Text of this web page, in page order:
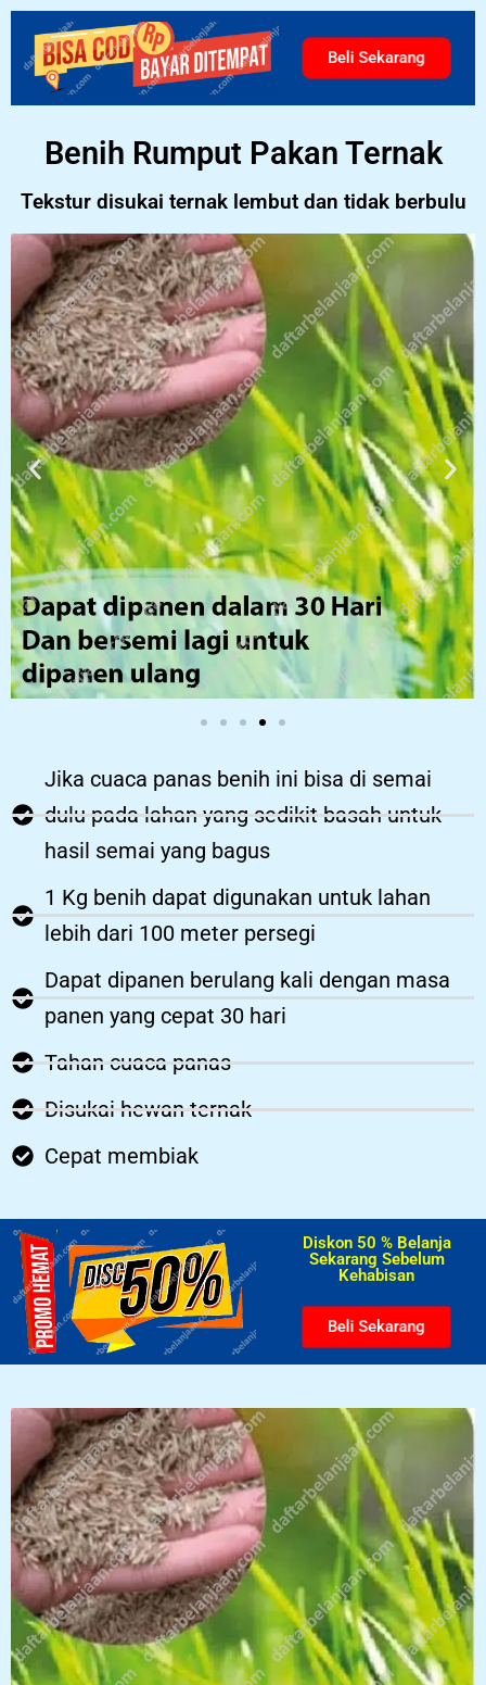
Beli Sekarang
Benih Rumput Pakan Ternak
Tekstur disukai ternak lembut dan tidak berbulu
Jika cuaca panas benih ini bisa di semai
dulu pada lahan yang sedikit basah untuk
hasil semai yang bagus
1 Kg benih dapat digunakan untuk lahan
lebih dari 100 meter persegi
Dapat dipanen berulang kali dengan masa
panen yang cepat 30 hari
Tahan cuaca panas
Disukai hewan ternak
Cepat membiak
Diskon 50 % Belanja
Sekarang Sebelum
Kehabisan​
Beli Sekarang